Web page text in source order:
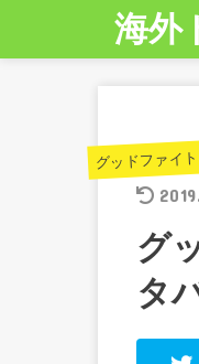
海外
グッドファイト
グ
タ